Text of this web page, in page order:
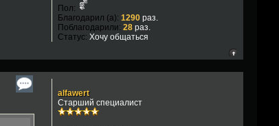
Пол:
Благодарил (а): 1290раз.
Поблагодарили: 28раз.
Статус: Хочу общаться
alfawert
Старший специалист